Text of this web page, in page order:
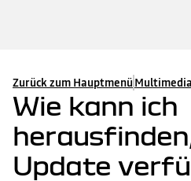
Zurück zum Hauptmenü Multimedia
Wie kann ich
Update